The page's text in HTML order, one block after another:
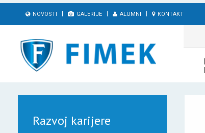
NOVOSTI GALERIJE ALUMNI KONTAKT
Razvoj karijere